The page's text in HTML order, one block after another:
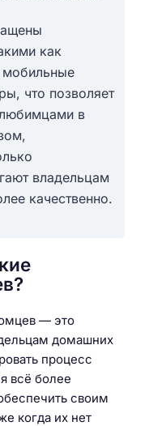
как
мобильные
что позволяет
в
владельцам
качественно.
— это
домашних
процесс
всё более
своим
когда их нет